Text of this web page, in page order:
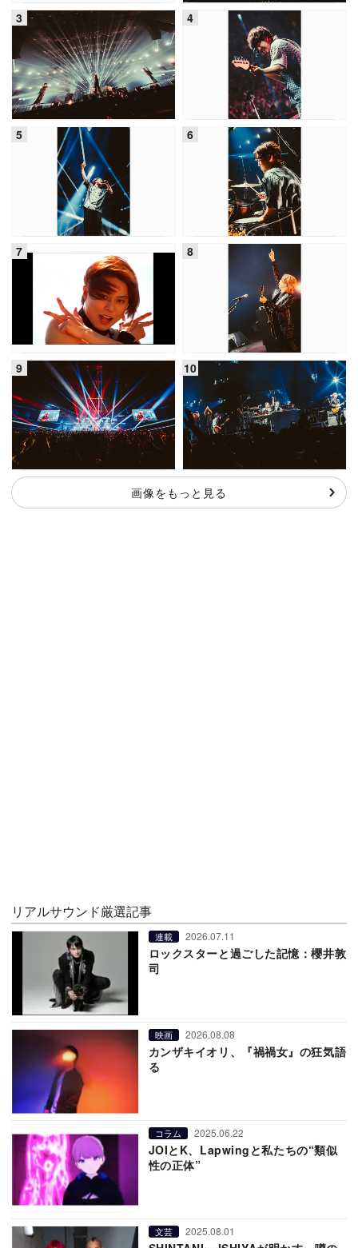
画像をもっと見る
リアルサウンド厳選記事
連載 2026.07.11
ロックスターと過ごした記憶：櫻井敦
司
映画 2026.08.08
カンザキイオリ、『禍禍女』の狂気語
る
コラム 2025.06.22
JOIとK、Lapwingと私たちの“類似
性の正体”
文芸 2025.08.01